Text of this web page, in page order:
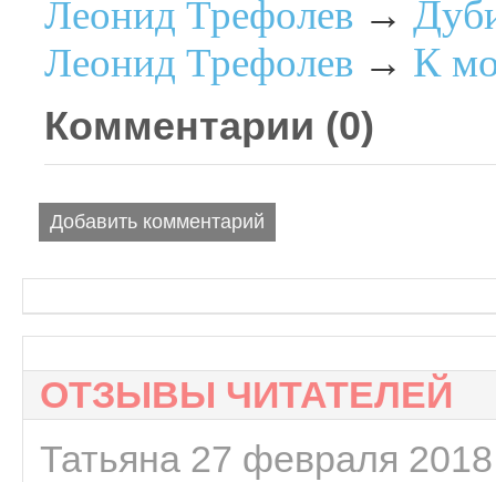
Леонид Трефолев →
Леонид Трефолев → К
Комментарии (0)
Добавить комментарий
ОТЗЫВЫ ЧИТАТЕЛЕЙ
Татьяна 27 февраля